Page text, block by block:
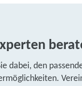
dabei, den